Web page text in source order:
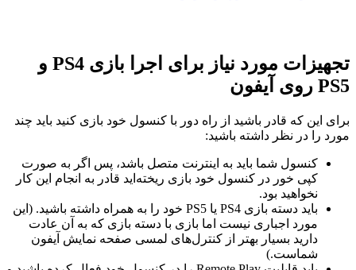
تجهیزات مورد نیاز برای اجرا بازی PS4 و
PS5 روی آیفون
برای این که قادر باشید از راه دور با کنسول خود بازی کنید باید چند
مورد را در نظر داشته باشید:
کنسول شما باید به اینترنت متصل باشد، پس اگر به صورت
کپی خور در کنسول خود بازی ریخته‌اید قادر به انجام این کار
نخواهید بود.
باید دسته بازی PS4 یا PS5 خود را به همراه داشته باشید. (این
مورد اجباری نیست اما بازی با دسته بازی که به آن عادت
دارید بسیار بهتر از کنترل‌های لمسی صفحه نمایش آیفون
شماست.)